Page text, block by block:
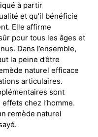
à partir
et qu’il bénéficie
Elle affirme
pour tous les âges et
Dans l’ensemble,
la peine d’être
naturel efficace
articulaires.
sont
chez l’homme.
remède naturel